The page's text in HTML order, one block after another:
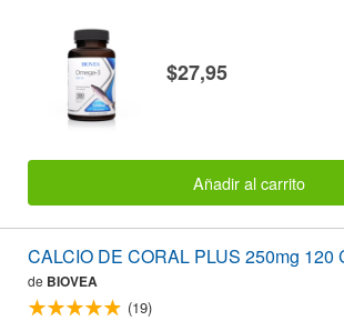
$27,95
Añadir al carrito
CALCIO DE CORAL PLUS 250mg 120
de BIOVEA
(19)